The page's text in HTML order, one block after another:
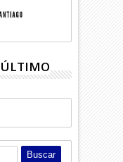
ÚLTIMO